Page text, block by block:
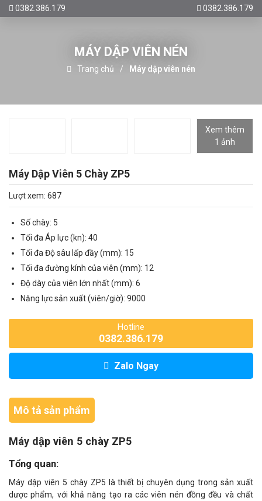
0382.386.179 0382.386.179
MÁY DẬP VIÊN NÉN
Trang chủ Máy dập viên nén
Xem thêm
1 ảnh
Máy Dập Viên 5 Chày ZP5
Lượt xem: 687
Số chày: 5
Tối đa Áp lực (kn): 40
Tối đa Độ sâu lấp đầy (mm): 15
Tối đa đường kính của viên (mm): 12
Độ dày của viên lớn nhất (mm): 6
Năng lực sản xuất (viên/giờ): 9000
Hotline
0382.386.179
Zalo Ngay
Mô tả sản phẩm
Máy dập viên 5 chày ZP5
Tổng quan:
Máy dập viên 5 chày ZP5 là thiết bị chuyên dụng trong sản xuất
dược phẩm, với khả năng tạo ra các viên nén đồng đều và chất